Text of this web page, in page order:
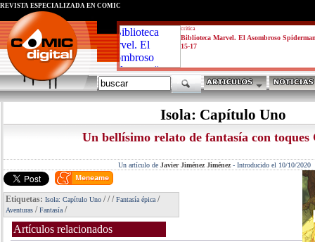
critica
Biblioteca Marvel. El Asombroso
15-17
REVISTA ESPECIALIZADA EN CÓMIC
Isola: Capítulo Uno
Un bellísimo relato de fantasía con toques
Un artículo de Javier Jiménez Jiménez- Introducido el 10/10/2020
Etiquetas: Isola: Capítulo Uno ///Fantasía épica /
Aventuras /Fantasía /
Artículos relacionados